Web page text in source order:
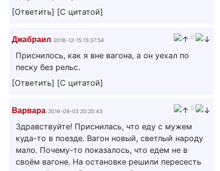
[Ответить] [С цитатой]
Джабраил 2018-12-15 15:37:54 0
Приснилось, как я вне вагона, а он уехал по
песку без рельс.
[Ответить] [С цитатой]
Варвара 2016-09-02 20:20:43 0
Здравствуйте! Приснилась, что еду с мужем
куда-то в поезде. Вагон новый, светлый народу
мало. Почему-то показалось, что едем не в
своём вагоне. На остановке решили пересесть